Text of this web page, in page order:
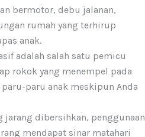
bermotor, debu jalanan,
rumah yang terhirup
anak.
adalah salah satu pemicu
rokok yang menempel pada
paru anak meskipun Anda
jarang dibersihkan, penggunaan
mendapat sinar matahari